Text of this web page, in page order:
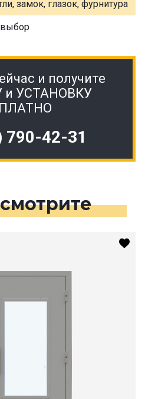
замок, глазок, фурнитура
и получите
и УСТАНОВКУ
790-42-31